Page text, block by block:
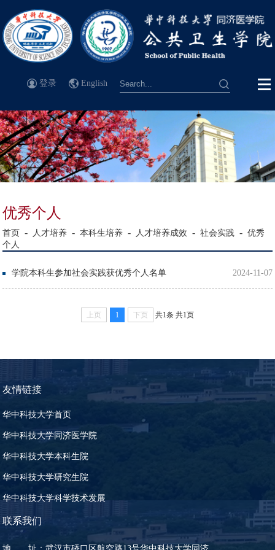
登录 English
优秀个人
首页 - 人才培养 - 本科生培养 - 人才培养成效 - 社会实践 - 优秀
个人
学院本科生参加社会实践获优秀个人名单 2024-11-07
上页 1 下页 共1条 共1页
友情链接
华中科技大学首页
华中科技大学同济医学院
华中科技大学本科生院
华中科技大学研究生院
华中科技大学科学技术发展
联系我们